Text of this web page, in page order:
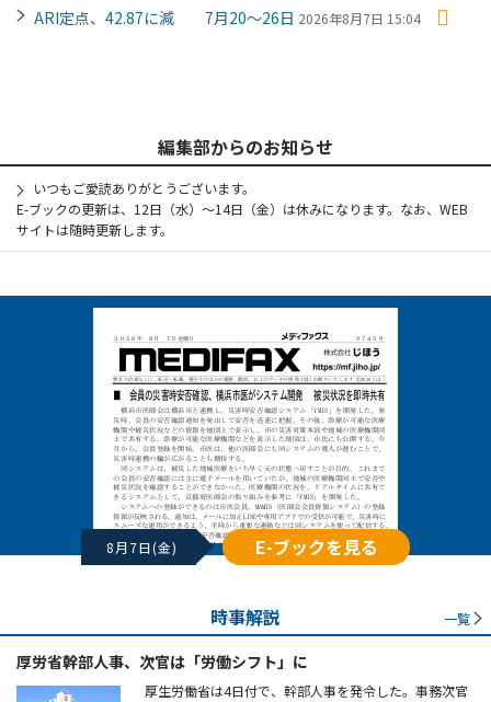
ARI定点、42.87に減 7月20～26日 2026年8月7日 15:04
編集部からのお知らせ
いつもご愛読ありがとうございます。
E-ブックの更新は、12日（水）～14日（金）は休みになります。なお、WEB
サイトは随時更新します。
8月7日(金) E-ブックを見る
時事解説 一覧
厚労省幹部人事、次官は「労働シフト」に
厚生労働省は4日付で、幹部人事を発令した。事務次官